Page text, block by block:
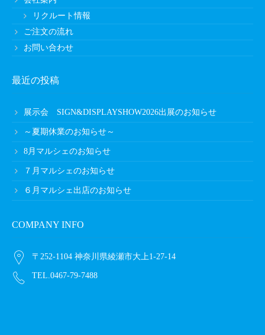
リクルート情報
ご注文の流れ
お問い合わせ
最近の投稿
展示会 SIGN&DISPLAYSHOW2026出展のお知らせ
～夏期休業のお知らせ～
8月マルシェのお知らせ
７月マルシェのお知らせ
６月マルシェ出店のお知らせ
COMPANY INFO
〒252-1104 神奈川県綾瀬市大上1-27-14
TEL.0467-79-7488